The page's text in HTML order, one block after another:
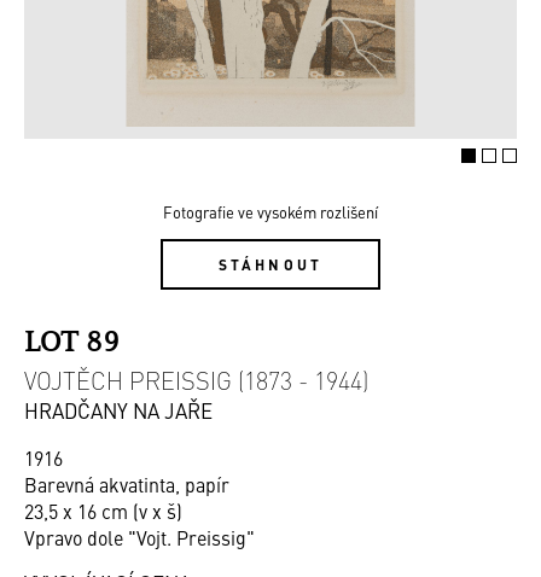
Fotografie ve vysokém rozlišení
STÁHNOUT
LOT 89
VOJTĚCH PREISSIG (1873 - 1944)
HRADČANY NA JAŘE
1916
Barevná akvatinta, papír
23,5 x 16 cm (v x š)
Vpravo dole "Vojt. Preissig"